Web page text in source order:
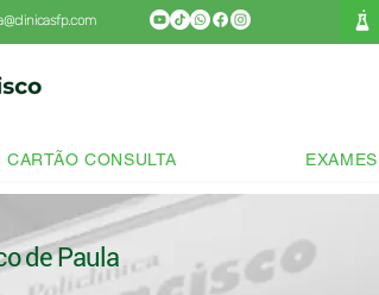
CARTÃO CONSULTA EXAMES
de Paula